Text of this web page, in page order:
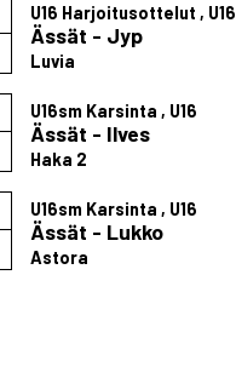
U16 Harjoitusottelut , U16
Ässät - Jyp
Luvia
U16sm Karsinta , U16
Ässät - Ilves
Haka 2
U16sm Karsinta , U16
Ässät - Lukko
Astora